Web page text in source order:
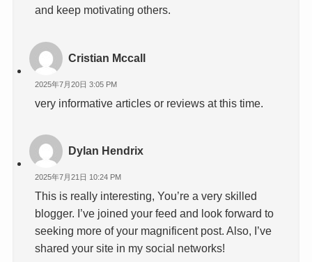
and keep motivating others.
Cristian Mccall
2025年7月20日 3:05 PM
very informative articles or reviews at this time.
Dylan Hendrix
2025年7月21日 10:24 PM
This is really interesting, You’re a very skilled
blogger. I’ve joined your feed and look forward to
seeking more of your magnificent post. Also, I’ve
shared your site in my social networks!